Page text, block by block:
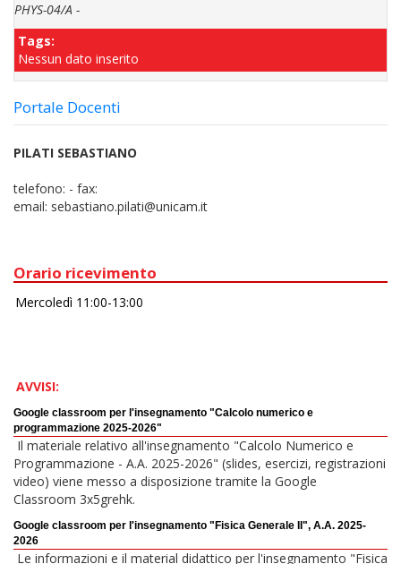
PHYS-04/A -
Tags:
Nessun dato inserito
Portale Docenti
PILATI SEBASTIANO
telefono: - fax:
email: sebastiano.pilati@unicam.it
Orario ricevimento
AVVISI:
Google classroom per l'insegnamento "Calcolo numerico e
programmazione 2025-2026"
Il materiale relativo all'insegnamento "Calcolo Numerico e
Programmazione - A.A. 2025-2026" (slides, esercizi, registrazioni
video) viene messo a disposizione tramite la Google
Classroom 3x5grehk.
Google classroom per l'insegnamento "Fisica Generale II", A.A. 2025-
2026
Le informazioni e il material didattico per l'insegnamento "Fisica